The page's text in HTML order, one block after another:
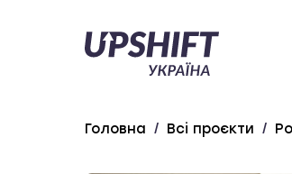
Upshift
Україна
Головна / Всі проєкти /